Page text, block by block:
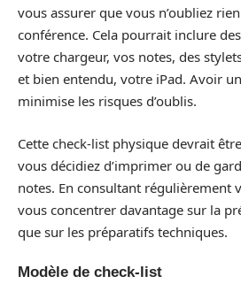
vous assurer que vous n’oubliez
conférence. Cela pourrait inclure
votre chargeur, vos notes, des
et bien entendu, votre iPad. Avoir
minimise les risques d’oublis.
Cette check-list physique devrait
vous décidiez d’imprimer ou de
notes. En consultant régulièrement
vous concentrer davantage sur la
que sur les préparatifs techniques.
Modèle de check-list